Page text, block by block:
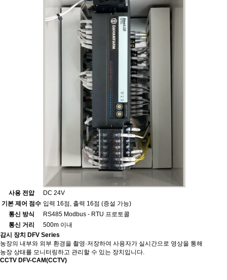
사용 전압
DC 24V
기본 제어 점수 입력 16점, 출력 16점 (증설 가능)
통신 방식
RS485 Modbus - RTU 프로토콜
통신 거리
500m 이내
감시 장치
DFV Series
농장의 내부와 외부 환경을 촬영·저장하여 사용자가 실시간으로 영상을 통해
농장 상태를 모니터링하고 관리할 수 있는 장치입니다.
CCTV DFV-CAM(CCTV)